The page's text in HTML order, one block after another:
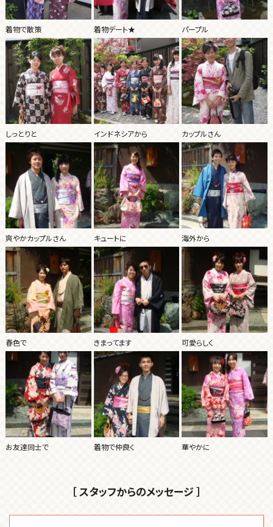
着物で散策 着物デート★ パープル
しっとりと インドネシアから カップルさん
爽やかカップルさん キュートに 海外から
春色で きまってます 可愛らしく
お友達同士で 着物で仲良く 華やかに
［ スタッフからのメッセージ ］